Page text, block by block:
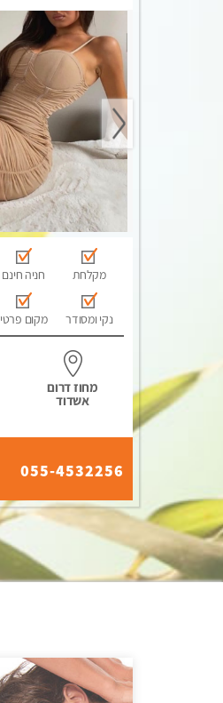
הבית, עיסוי טנטרה
מקלחת חניה חינם
נקי ומסודר מקום פרטי
מחוז דרום
אשדוד
055-4532256